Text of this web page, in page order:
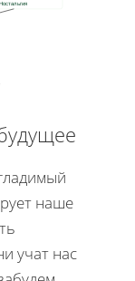
Ностальгия
наше
учат нас